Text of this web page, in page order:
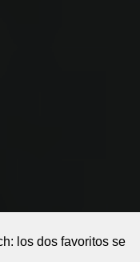
los dos favoritos se